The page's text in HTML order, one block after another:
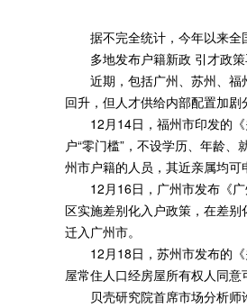
据不完全统计，今年以来全
多地发布户籍新政 引才政策
近期，包括广州、苏州、福
回升，但人才供给内部配置加剧
12月14日，福州市印发的《
户“零门槛”，不设学历、年龄
州市户籍的人员，其近亲属均可
12月16日，广州市发布《广
区实施差别化入户政策，在差
迁入广州市。
12月18日，苏州市发布的《
屋常住人口经房屋所有权人同意
贝壳研究院首席市场分析师